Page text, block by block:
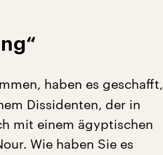
haben es geschafft,
Dissidenten, der in
mit einem ägyptischen
Wie haben Sie es